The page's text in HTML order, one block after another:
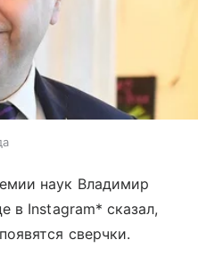
наук Владимир
в Instagram* сказал,
сверчки.